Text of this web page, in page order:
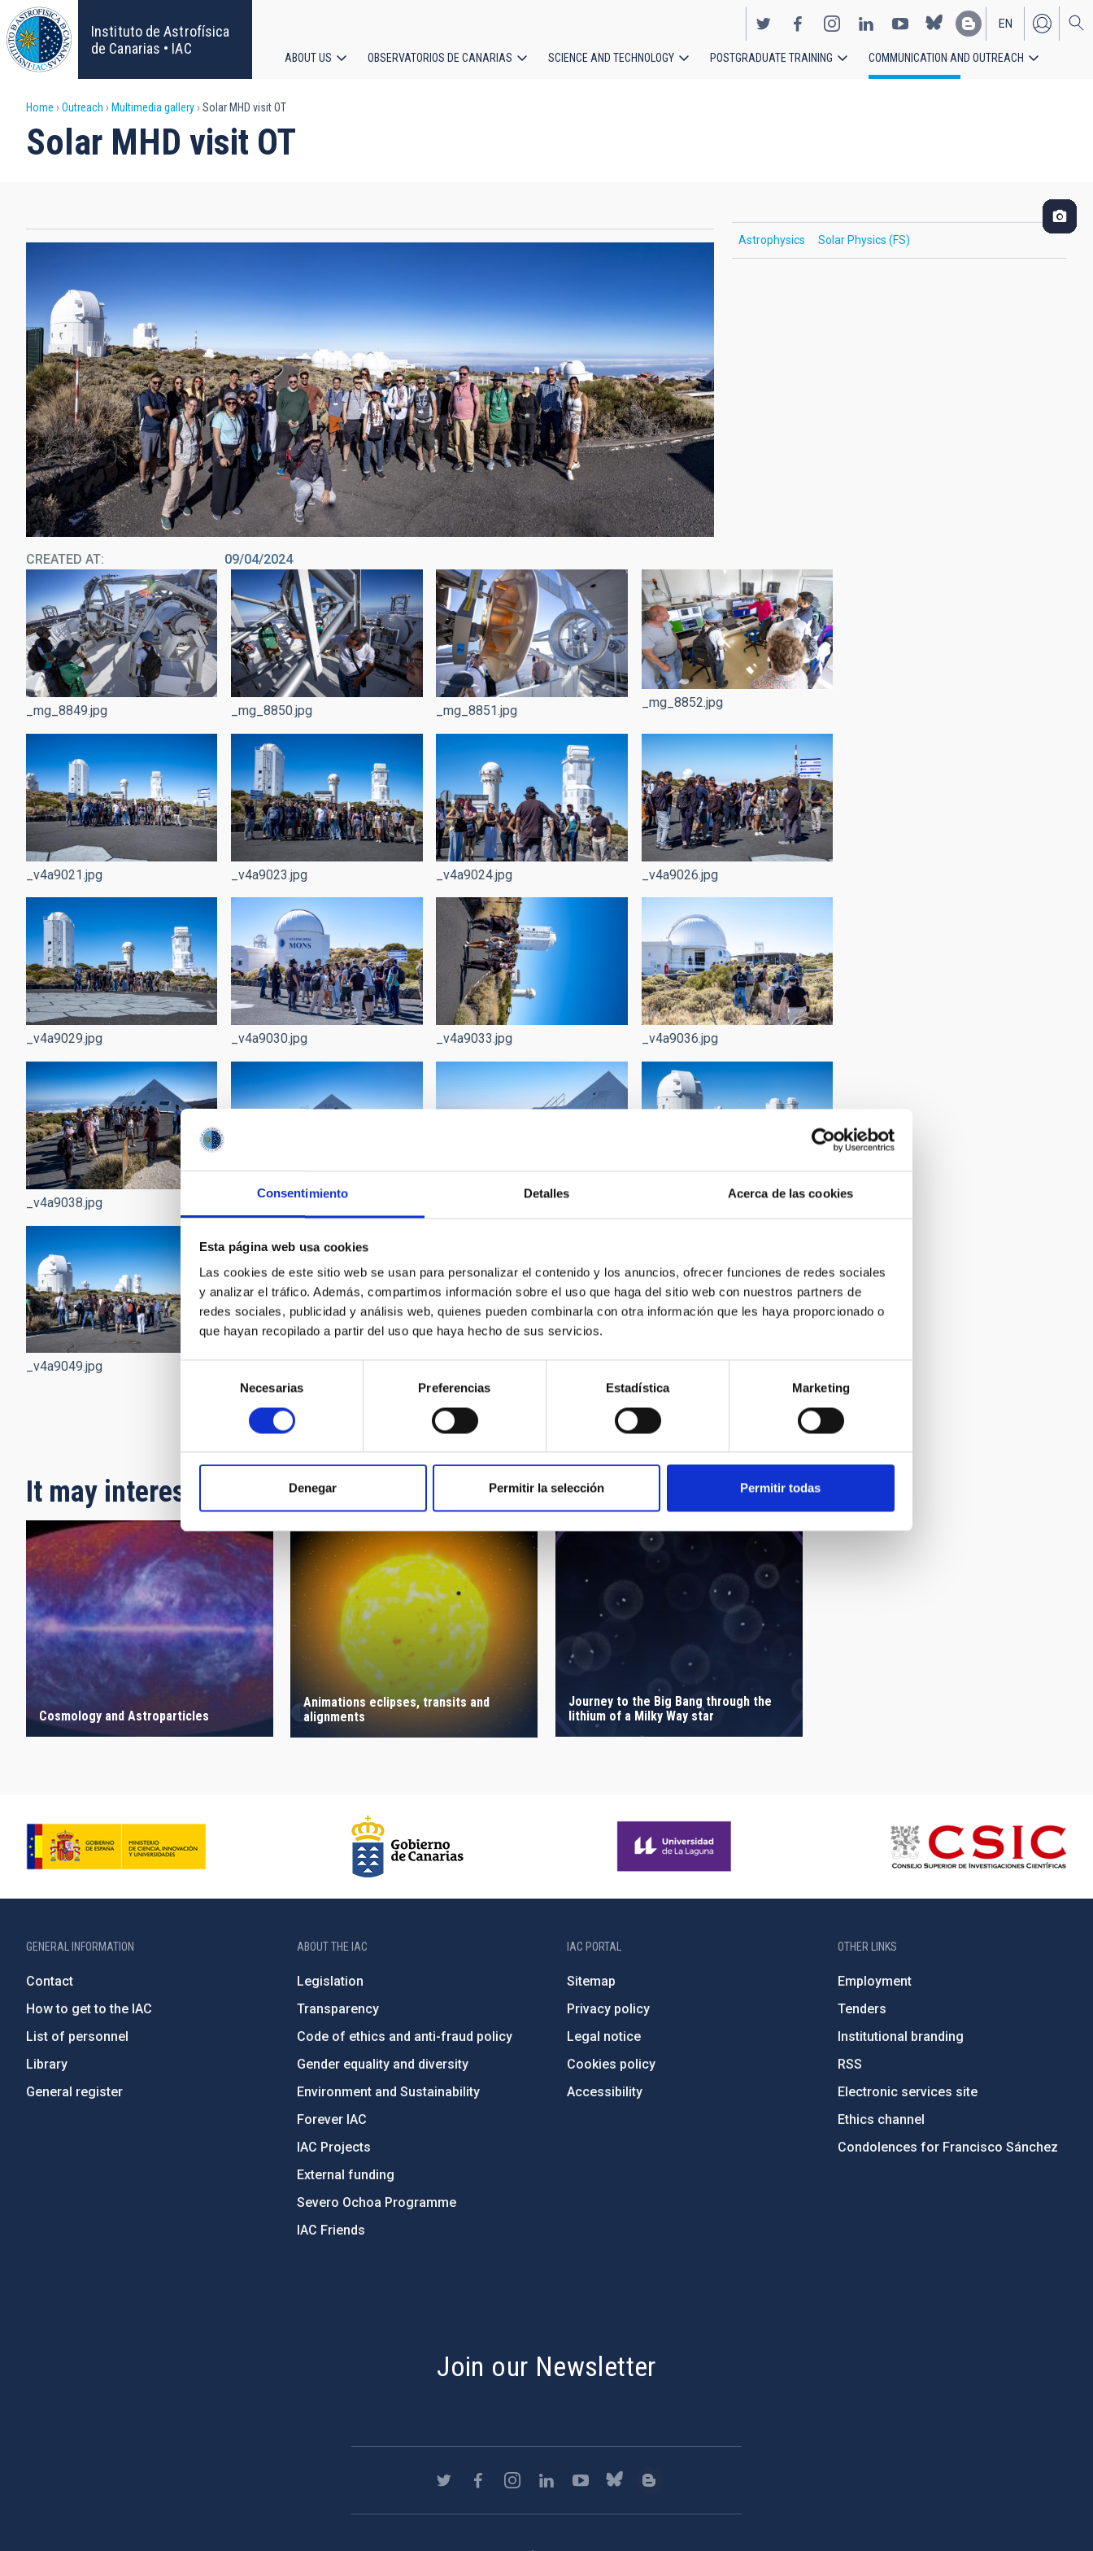
Consentimiento Detalles Acerca de las cookies
Esta página web usa cookies
Las cookies de este sitio web se usan para personalizar el contenido y los anuncios, ofrecer funciones de redes sociales
y analizar el tráfico. Además, compartimos información sobre el uso que haga del sitio web con nuestros partners de
redes sociales, publicidad y análisis web, quienes pueden combinarla con otra información que les haya proporcionado o
que hayan recopilado a partir del uso que haya hecho de sus servicios.
consentimiento
Necesarias Preferencias Estadística Marketing
Denegar Permitir la selección Permitir todas
Skip
to
main
content
Instituto de Astrofísica
de Canarias • IAC
EN
ES
navigation
ABOUT US OBSERVATORIOS DE CANARIAS SCIENCE AND TECHNOLOGY POSTGRADUATE TRAINING COMMUNICATION AND OUTREACH
Breadcrumb
Home Outreach Multimedia gallery Solar MHD visit OT
Solar MHD visit OT
CREATED AT 09/04/2024
Astrophysics Solar Physics (FS)
_mg_8849.jpg _mg_8850.jpg _mg_8851.jpg
_mg_8852.jpg
_v4a9021.jpg _v4a9023.jpg _v4a9024.jpg _v4a9026.jpg
_v4a9029.jpg _v4a9030.jpg _v4a9033.jpg _v4a9036.jpg
_v4a9038.jpg _v4a9042.jpg
_v4a9049.jpg
Previous
Page 2
It may interest you
Cosmology and Astroparticles
Animations eclipses, transits and
alignments
Journey to the Big Bang through the
lithium of a Milky Way star
GENERAL INFORMATION
Contact
How to get to the IAC
List of personnel
Library
General register
ABOUT THE IAC
Legislation
Transparency
Code of ethics and anti-fraud policy
Gender equality and diversity
Environment and Sustainability
Forever IAC
IAC Projects
External funding
Severo Ochoa Programme
IAC Friends
IAC PORTAL
Sitemap
Privacy policy
Legal notice
Cookies policy
Accessibility
OTHER LINKS
Employment
Tenders
Institutional branding
RSS
Electronic services site
Ethics channel
Condolences for Francisco Sánchez
Join our Newsletter